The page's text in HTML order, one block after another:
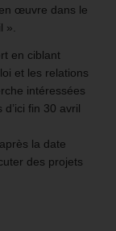
œuvre dans le
».
en ciblant
et les relations
intéressées
fin 30 avril
la date
des projets